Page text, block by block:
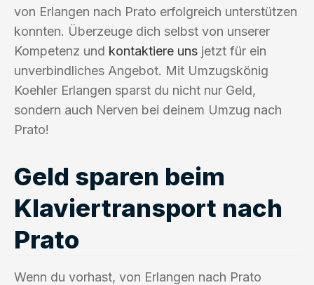
von Erlangen nach Prato erfolgreich unterstützen
konnten. Überzeuge dich selbst von unserer
Kompetenz und kontaktiere uns jetzt für ein
unverbindliches Angebot. Mit Umzugskönig
Koehler Erlangen sparst du nicht nur Geld,
sondern auch Nerven bei deinem Umzug nach
Prato!
Geld sparen beim
Klaviertransport nach
Prato
Wenn du vorhast, von Erlangen nach Prato